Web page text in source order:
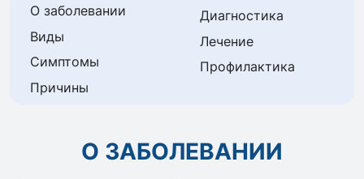
О заболевании
Виды
Симптомы
Причины
Диагностика
Лечение
Профилактика
О ЗАБОЛЕВАНИИ